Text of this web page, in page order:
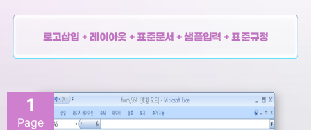
로고삽입 + 레이아웃 + 표준문서 + 샘플입력 + 표준규정
1
Page